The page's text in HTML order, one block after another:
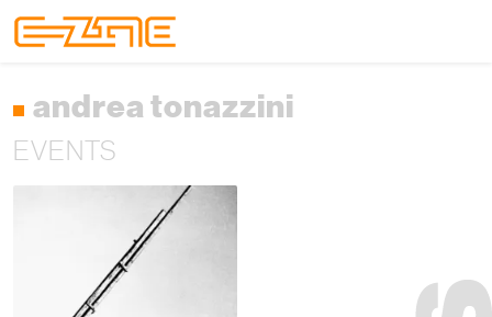
andrea tonazzini
EVENTS